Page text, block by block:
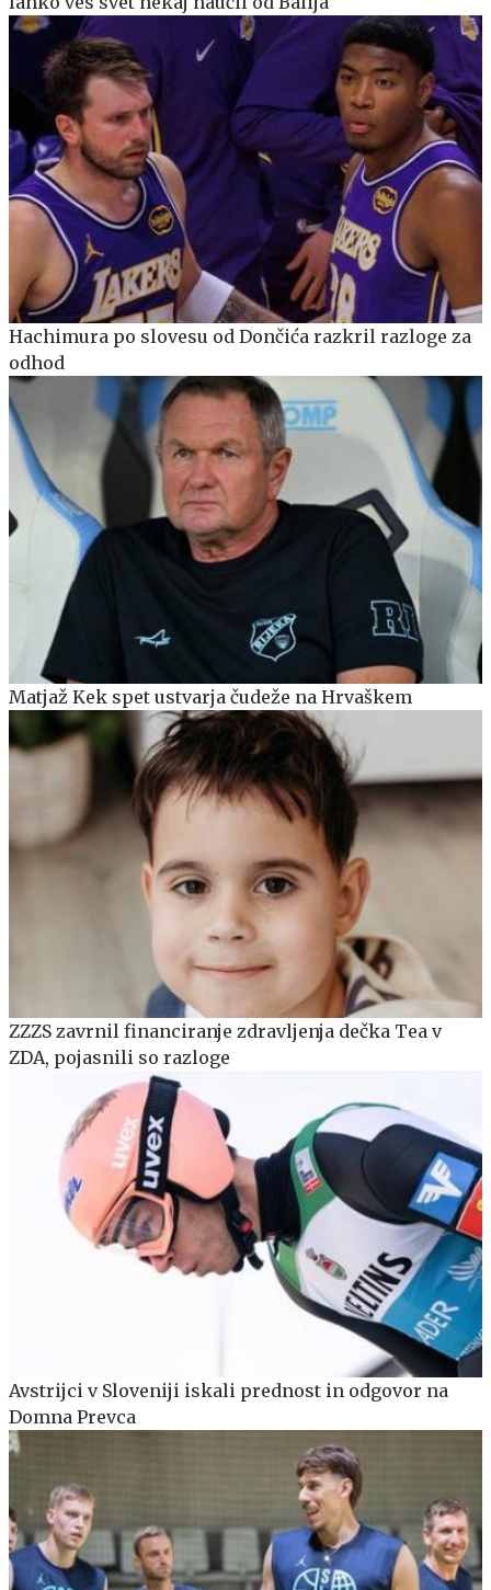
Hachimura po slovesu od Dončića razkril razloge za
odhod
Matjaž Kek spet ustvarja čudeže na Hrvaškem
ZZZS zavrnil financiranje zdravljenja dečka Tea v
ZDA, pojasnili so razloge
Avstrijci v Sloveniji iskali prednost in odgovor na
Domna Prevca